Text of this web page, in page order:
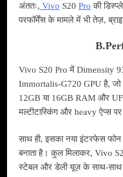
अंततः, Vivo S20 Pro की
परफॉर्मेंस के मामले में भी तेज़,
Vivo S20 Pro में Dimensity
Immortalis‑G720 GPU है,
12GB या 16GB RAM और
मल्टीटास्किंग और heavy ऐप्स पर
साथ ही, इसका नया इंटरफेस
बनाता है। कुल मिलाकर, Vivo
स्टेबल और डेली यूज़ के साथ‑साथ